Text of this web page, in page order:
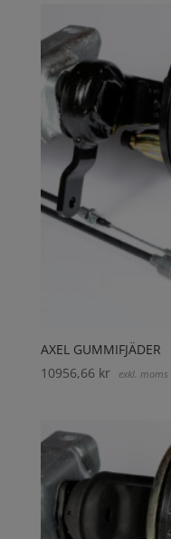
AXEL GUMMIFJÄDER
10956,66 kr exkl. moms